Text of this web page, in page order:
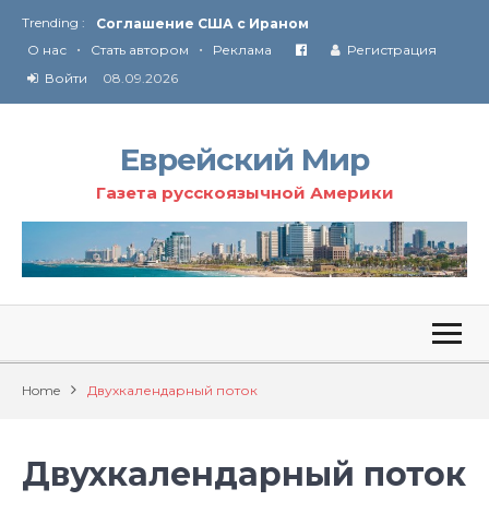
Trending :
Соглашение США с Ираном
Технология Революции в Иране
О нас • Стать автором • Реклама
Регистрация
Войти
08.09.2026
Еврейский Мир
Газета русскоязычной Америки
Home Двухкалендарный поток
Двухкалендарный поток